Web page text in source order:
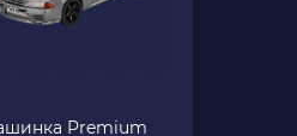
Premium